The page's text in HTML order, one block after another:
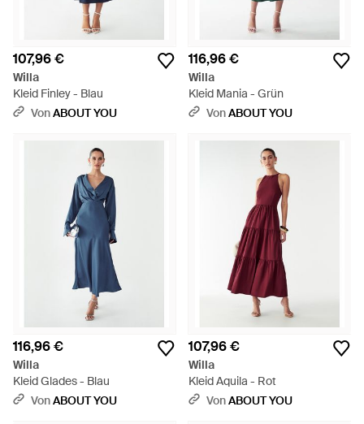
107,96 €
Willa
Kleid Finley - Blau
VonABOUT YOU
116,96 €
Willa
Kleid Mania - Grün
VonABOUT YOU
116,96 €
Willa
Kleid Glades - Blau
VonABOUT YOU
107,96 €
Willa
Kleid Aquila - Rot
VonABOUT YOU